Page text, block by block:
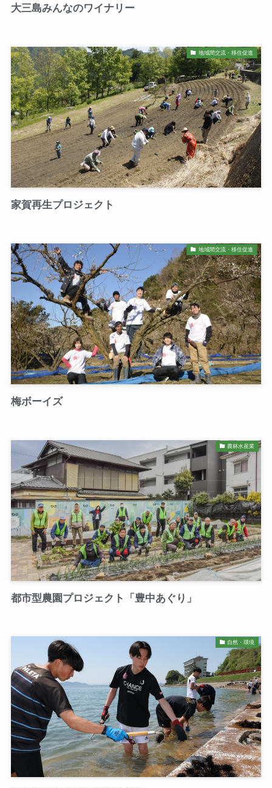
大三島みんなのワイナリー
地域間交流・移住促進
家賀再生プロジェクト
地域間交流・移住促進
梅ボーイズ
農林水産業
都市型農園プロジェクト「豊中あぐり」
自然・環境